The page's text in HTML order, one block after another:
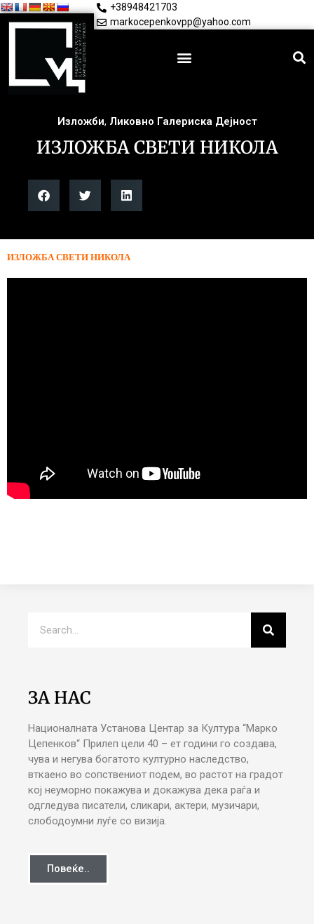
+38948421703
markocepenkovpp@yahoo.com
Изложби, Ликовно Галериска Дејност
ИЗЛОЖБА СВЕТИ НИКОЛА
ИЗЛОЖБА СВЕТИ НИКОЛА
ЗА НАС
Националната Установа Центар за Култура “Марко
Цепенков“ Прилеп цели 40 – ет години го создава,
чува и негува богатото културно наследство,
вткаено во сопствениот подем, во растот на градот
кој неуморно покажува и докажува дека раѓа и
одгледува писатели, сликари, актери, музичари,
слободоумни луѓе со визија.
Повеќе..